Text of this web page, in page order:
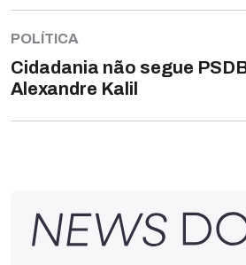
POLÍTICA
Cidadania não segue
Alexandre Kalil